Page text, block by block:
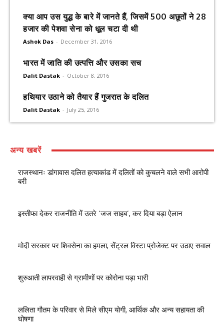
क्या आप उस युद्ध के बारे में जानते हैं, जिसमें 500 अछूतों ने 28
हजार की पेशवा सेना को धूल चटा दी थी
Ashok Das - December 31, 2016
भारत में जाति की उत्पत्ति और उसका सच
Dalit Dastak - October 8, 2016
हथियार उठाने को तैयार हैं गुजरात के दलित
Dalit Dastak - July 25, 2016
अन्य खबरें
राजस्थानः डांगावास दलित हत्याकांड में दलितों को कुचलने वाले सभी आरोपी
बरी
इस्तीफा देकर राजनीति में उतरे ‘जज साहब’, कर दिया बड़ा ऐलान
मोदी सरकार पर शिवसेना का हमला, सेंट्रल विस्टा प्रोजेक्ट पर उठाए सवाल
शुरुआती लापरवाही से ग्रामीणों पर कोरोना पड़ा भारी
ललिता गौतम के परिवार से मिले सीएम योगी, आर्थिक और अन्य सहायता की
घोषणा